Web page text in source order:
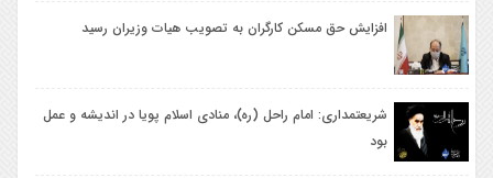
افزایش حق مسکن ‎کارگران به تصویب هیات وزیران رسید
شریعتمداری: امام راحل (ره)، منادی اسلام پویا در اندیشه و عمل
بود